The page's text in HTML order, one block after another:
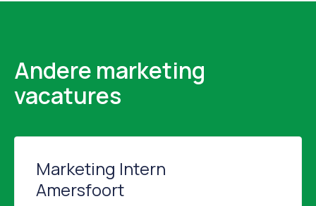
Andere marketing
vacatures
Marketing Intern
Amersfoort